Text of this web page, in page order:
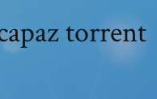
torrent